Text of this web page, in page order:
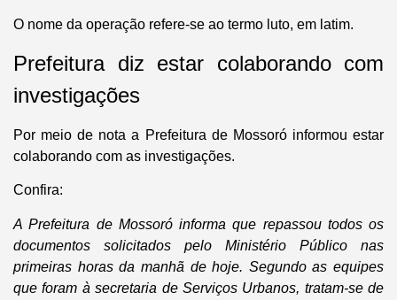
O nome da operação refere-se ao termo luto, em latim.
Prefeitura diz estar colaborando com
investigações
Por meio de nota a Prefeitura de Mossoró informou estar
colaborando com as investigações.
Confira:
A Prefeitura de Mossoró informa que repassou todos os
documentos solicitados pelo Ministério Público nas
primeiras horas da manhã de hoje. Segundo as equipes
que foram à secretaria de Serviços Urbanos, tratam-se de